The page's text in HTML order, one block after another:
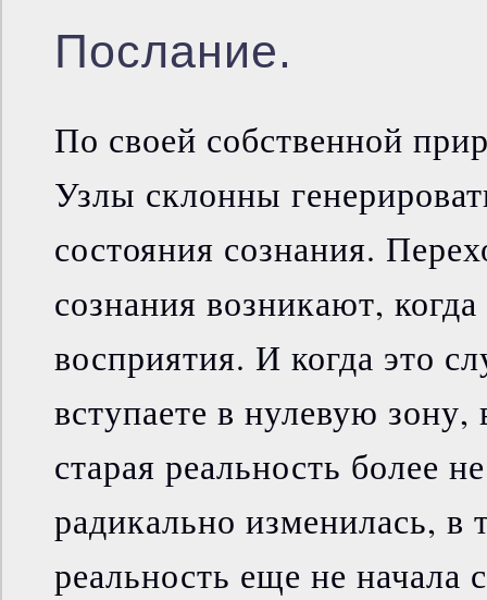
Послание.
По своей собственной
Узлы склонны
состояния сознания.
сознания возникают,
восприятия. И когда это
вступаете в нулевую
старая реальность более
радикально изменилась, в
реальность еще не начала